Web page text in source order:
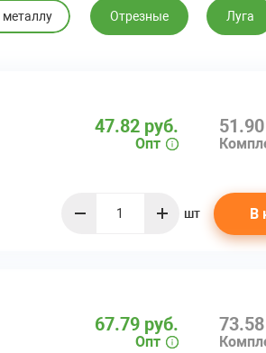
металлу Отрезные Луга
47.82 руб.
Опт
шт В
67.79 руб.
Опт